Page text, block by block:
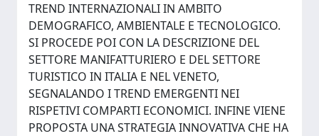
TREND INTERNAZIONALI IN AMBITO
DEMOGRAFICO, AMBIENTALE E TECNOLOGICO.
SI PROCEDE POI CON LA DESCRIZIONE DEL
SETTORE MANIFATTURIERO E DEL SETTORE
TURISTICO IN ITALIA E NEL VENETO,
SEGNALANDO I TREND EMERGENTI NEI
RISPETIVI COMPARTI ECONOMICI. INFINE VIENE
PROPOSTA UNA STRATEGIA INNOVATIVA CHE HA